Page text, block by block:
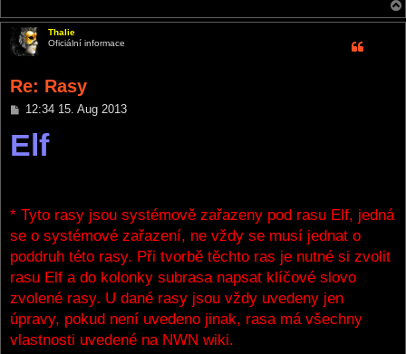
Thalie
Oficiální informace
Re: Rasy
P
s
t
12:34 15. Aug 2013
Elf
* Tyto rasy jsou systémově zařazeny pod rasu Elf, jedná
se o systémové zařazení, ne vždy se musí jednat o
poddruh této rasy. Při tvorbě těchto ras je nutné si zvolit
rasu Elf a do kolonky subrasa napsat klíčové slovo
zvolené rasy. U dané rasy jsou vždy uvedeny jen
úpravy, pokud není uvedeno jinak, rasa má všechny
vlastnosti uvedené na NWN wiki.